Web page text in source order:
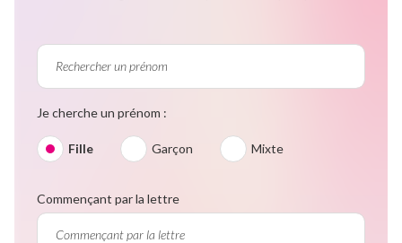
Je cherche un prénom :
Fille Garçon Mixte
Commençant par la lettre